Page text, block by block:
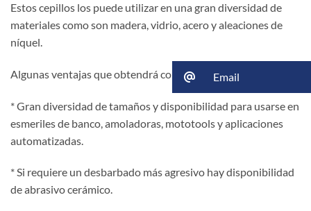
Estos cepillos los puede utilizar en una gran diversidad de
materiales como son madera, vidrio, acero y aleaciones de
níquel.
Algunas ventajas que obtendrá con estos cepillos:
* Gran diversidad de tamaños y disponibilidad para usarse en
esmeriles de banco, amoladoras, mototools y aplicaciones
automatizadas.
* Si requiere un desbarbado más agresivo hay disponibilidad
de abrasivo cerámico.
Email